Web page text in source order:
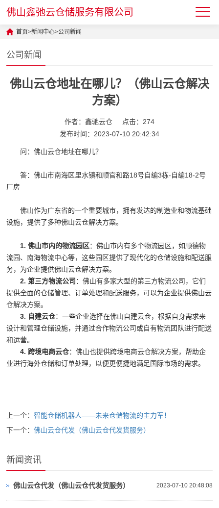
佛山鑫弛云仓储服务有限公司
首页>新闻中心>公司新闻
公司新闻
佛山云仓地址在哪儿？（佛山云仓解决
方案）
作者：鑫驰云仓
点击：274
发布时间：2023-07-10 20:42:34
问：佛山云仓地址在哪儿？
答：佛山市南海区里水镇和顺官和路18号自编3栋-自编18-2号
厂房
佛山作为广东省的一个重要城市，拥有发达的制造业和物流基础
设施，提供了多种佛山云仓解决方案。
1. 佛山市内的物流园区：佛山市内有多个物流园区，如顺德物
流园、南海物流中心等，这些园区提供了现代化的仓储设施和配送服
务，为企业提供佛山云仓解决方案。
2. 第三方物流公司 ：佛山有多家大型的第三方物流公司，它们
提供全面的仓储管理、订单处理和配送服务，可以为企业提供佛山云
仓解决方案。
3. 自建云仓：一些企业选择在佛山自建云仓，根据自身需求来
设计和管理仓储设施，并通过合作物流公司或自有物流团队进行配送
和运营。
4. 跨境电商云仓：佛山也提供跨境电商云仓解决方案，帮助企
业进行海外仓储和订单处理，以便更便捷地满足国际市场的需求。
上一个：智能仓储机器人——未来仓储物流的主力军！
下一个：佛山云仓代发（佛山云仓代发货服务）
新闻资讯
2023-07-10 20:48:08
佛山云仓代发（佛山云仓代发货服务）